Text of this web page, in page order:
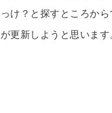
け？と探すところか
更新しようと思いま